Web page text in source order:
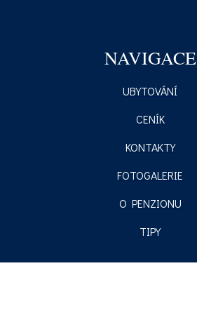
NAVIGACE
UBYTOVÁNÍ
CENÍK
KONTAKTY
FOTOGALERIE
O PENZIONU
TIPY